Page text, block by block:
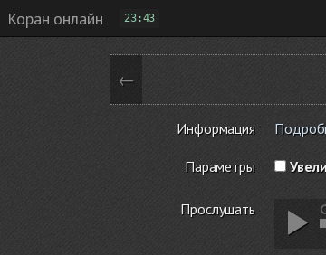
Коран онлайн 23:43
←
Информация
Параметры
Прослушать